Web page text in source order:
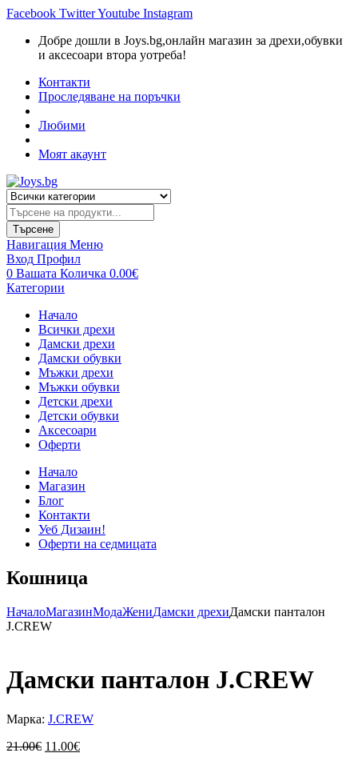
Facebook TwitterYoutube Instagram
Добре дошли в Joys.bg,oнлайн магазин за дрехи,обувки
и аксесоари втора уотреба!
Контакти
Проследяване на поръчки
Любими
Моят акаунт
Търсене
на
продукти
Търсене
Навигация Меню
Вход Профил
0 Вашата Количка 0.00€
Категории
Начало
Всички дрехи
Дамски дрехи
Дамски обувки
Мъжки дрехи
Мъжки обувки
Детски дрехи
Детски обувки
Аксесоари
Оферти
Начало
Магазин
Блог
Контакти
Уеб Дизаин!
Оферти на седмицата
Кошница
НачалоМагазинМодаЖениДамски дрехиДамски панталон
J.CREW
Дамски панталон J.CREW
Марка: J.CREW
21.00€ Original
11.00€Текущата